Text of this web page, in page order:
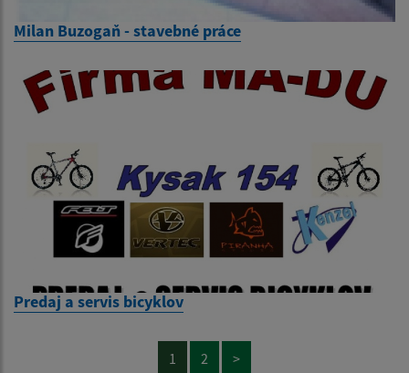
Milan Buzogaň - stavebné práce
Predaj a servis bicyklov
1 2 >